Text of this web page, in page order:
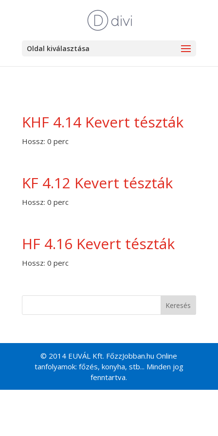
Oldal kiválasztása
KHF 4.14 Kevert tészták
Hossz: 0 perc
KF 4.12 Kevert tészták
Hossz: 0 perc
HF 4.16 Kevert tészták
Hossz: 0 perc
© 2014 EUVÁL Kft. FőzzJobban.hu Online
tanfolyamok: főzés, konyha, stb... Minden jog
fenntartva.